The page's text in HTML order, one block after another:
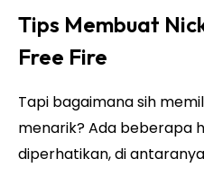
Tips Membuat
Free Fire
Tapi bagaimana sih
menarik? Ada beberapa
diperhatikan, di